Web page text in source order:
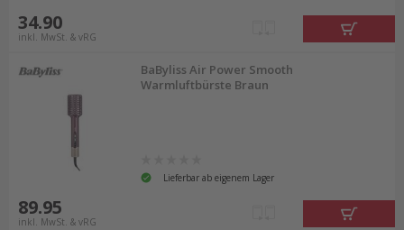
34.90
inkl. MwSt. & vRG
BaByliss Air Power Smooth
Warmluftbürste Braun
Lieferbar ab eigenem Lager
89.95
inkl. MwSt. & vRG